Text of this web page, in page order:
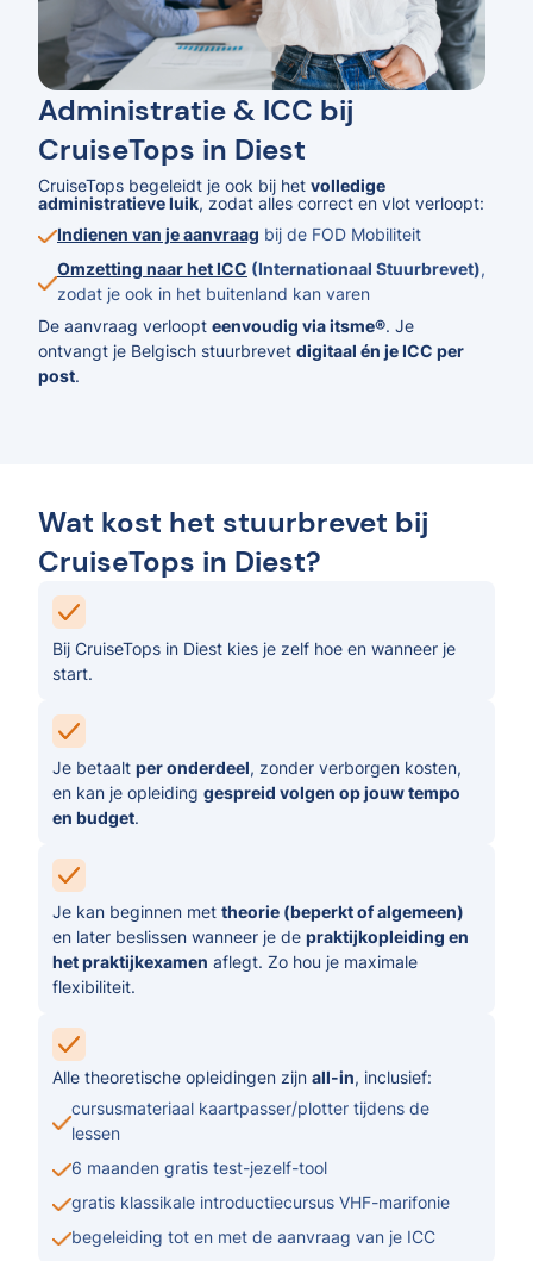
Administratie & ICC bij
CruiseTops in Diest
CruiseTops begeleidt je ook bij het volledige
administratieve luik, zodat alles correct en vlot verloopt:
Indienen van je aanvraag bij de FOD Mobiliteit
Omzetting naar het ICC (Internationaal Stuurbrevet),
zodat je ook in het buitenland kan varen
De aanvraag verloopt eenvoudig via itsme®. Je
ontvangt je Belgisch stuurbrevet digitaal én je ICC per
post.
Wat kost het stuurbrevet bij
CruiseTops in Diest?
Bij CruiseTops in Diest kies je zelf hoe en wanneer je
start.
Je betaalt per onderdeel, zonder verborgen kosten,
en kan je opleiding gespreid volgen op jouw tempo
en budget.
Je kan beginnen met theorie (beperkt of algemeen)
en later beslissen wanneer je de praktijkopleiding en
het praktijkexamen aflegt. Zo hou je maximale
flexibiliteit.
Alle theoretische opleidingen zijn all-in, inclusief:
cursusmateriaal kaartpasser/plotter tijdens de
lessen
6 maanden gratis test-jezelf-tool
gratis klassikale introductiecursus VHF-marifonie
begeleiding tot en met de aanvraag van je ICC